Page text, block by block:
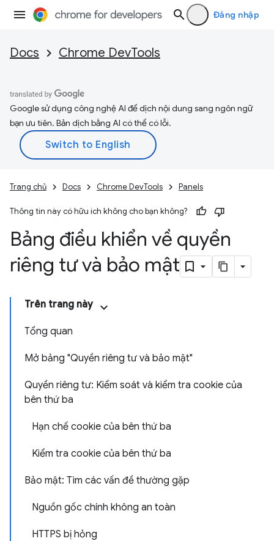
Đăng nhập
Docs Chrome DevTools
Google sử dụng công nghệ AI để dịch nội dung sang ngôn ngữ
bạn ưu tiên. Bản dịch bằng AI có thể có lỗi.
Trang chủ Docs Chrome DevTools Panels
Thông tin này có hữu ích không cho bạn không?
Bảng điều khiển về quyền
riêng tư và bảo mật
Trên trang này
Tổng quan
Mở bảng "Quyền riêng tư và bảo mật"
Quyền riêng tư: Kiểm soát và kiểm tra cookie của
bên thứ ba
Hạn chế cookie của bên thứ ba
Kiểm tra cookie của bên thứ ba
Bảo mật: Tìm các vấn đề thường gặp
Nguồn gốc chính không an toàn
HTTPS bị hỏng